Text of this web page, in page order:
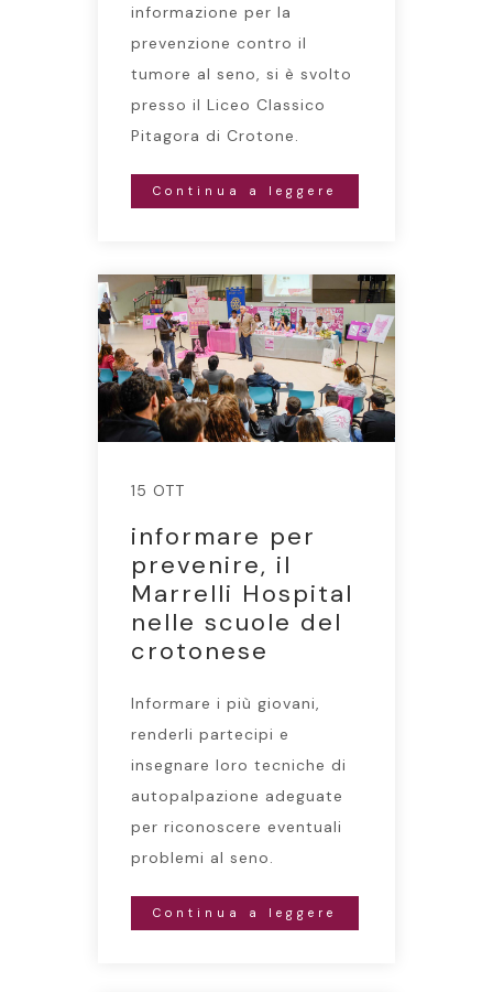
informazione per la
prevenzione contro il
tumore al seno, si è svolto
presso il Liceo Classico
Pitagora di Crotone.
Continua a leggere
15 OTT
informare per
prevenire, il
Marrelli Hospital
nelle scuole del
crotonese
Informare i più giovani,
renderli partecipi e
insegnare loro tecniche di
autopalpazione adeguate
per riconoscere eventuali
problemi al seno.
Continua a leggere